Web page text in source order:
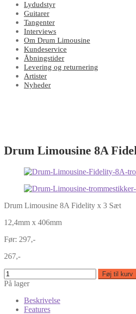
Lydudstyr
Guitarer
Tangenter
Interviews
Om Drum Limousine
Kundeservice
Åbningstider
Levering og returnering
Artister
Nyheder
Drum Limousine 8A
Drum Limousine 8A Fidelity x 3 Sæt
12,4mm x 406mm
Før: 297,-
267,-
Føj til kurv
På lager
Beskrivelse
Features